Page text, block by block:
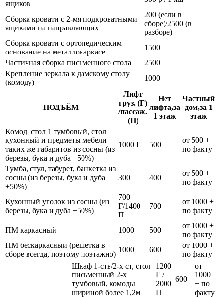
ящиков
Сборка кровати с 2-мя подкроватными
ящиками на направляющих
200 (если в
сборе)/2500 (в
разборе)
Сборка кровати с ортопедическим
основание на металлокаркасе
1500
Частичная сборка письменного стола
2500
Крепление зеркала к дамскому столу
(комоду)
1000
ПОДЪЁМ
Лифт
груз. (Г)
/пассаж.
(П)
Нет
лифта,за
1 этаж
Частный
дом,за 1
этаж
Комод, стол 1 тумбовый, стол
кухонный и предметы мебели
таких же габаритов из сосны (из
березы, бука и дуба +50%)
1000 Г 500
от 500 +
по факту
Тумба, стул, табурет, банкетка из
сосны (из березы, бука и дуба
+50%)
300 400
от 500 +
по факту
Кухонный уголок из сосны (из
березы, бука и дуба +50%)
700
Г/1400
П
700
от 1000 +
по факту
ПМ каркасный 1000 500
от 1000 +
по факту
ПМ бескаркасный (решетка в
сборе всегда, поэтому поэтажно)
1000 600
от 1000 +
по факту
Шкаф 1-ств/2-х ст, стол
письменный 2-х
тумбовый, комоды
шириной более 1,2м
1200
Г /
2000
П
600
от
1000
+ по
факту